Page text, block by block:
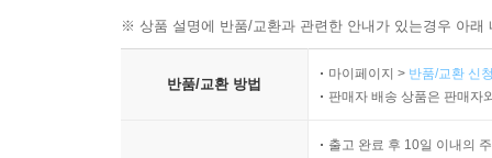
※ 상품 설명에 반품/교환과 관련한 안내가 있는경우 아
반품/교환 방법
마이페이지 > 반품/교환 신
판매자 배송 상품은 판매자
출고 완료 후 10일 이내의